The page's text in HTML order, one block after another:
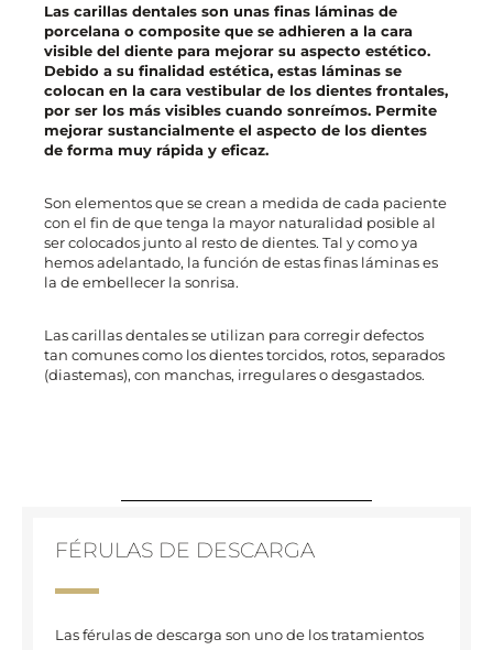
Las carillas dentales son unas finas láminas de
porcelana o composite que se adhieren a la cara
visible del diente para mejorar su aspecto estético.
Debido a su finalidad estética, estas láminas se
colocan en la cara vestibular de los dientes frontales,
por ser los más visibles cuando sonreímos. Permite
mejorar sustancialmente el aspecto de los dientes
de forma muy rápida y eficaz.
Son elementos que se crean a medida de cada paciente
con el fin de que tenga la mayor naturalidad posible al
ser colocados junto al resto de dientes. Tal y como ya
hemos adelantado, la función de estas finas láminas es
la de embellecer la sonrisa.
Las carillas dentales se utilizan para corregir defectos
tan comunes como los dientes torcidos, rotos, separados
(diastemas), con manchas, irregulares o desgastados.
FÉRULAS DE DESCARGA
Las férulas de descarga son uno de los tratamientos